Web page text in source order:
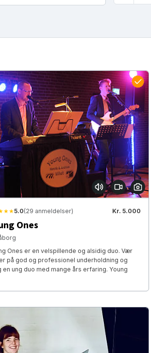
5.0(29 anmeldelser) Kr. 5.000
Ones
Ones er en velspillende og alsidig duo. Vær
på god og professionel underholdning og
ung duo med mange års erfaring. Young